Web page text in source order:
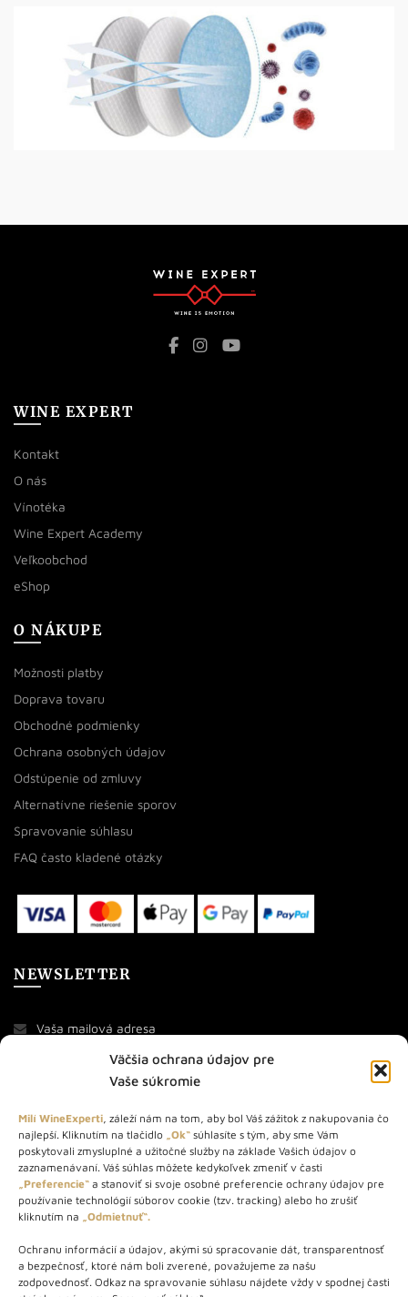
Väčšia ochrana údajov pre
Vaše súkromie
Milí WineExperti, záleží nám na tom, aby bol Váš zážitok z nakupovania čo
najlepší. Kliknutím na tlačidlo „Ok“ súhlasíte s tým, aby sme Vám
poskytovali zmysluplné a užitočné služby na základe Vašich údajov o
zaznamenávaní. Váš súhlas môžete kedykoľvek zmeniť v časti
„Preferencie“ a stanoviť si svoje osobné preferencie ochrany údajov pre
používanie technológií súborov cookie (tzv. tracking) alebo ho zrušiť
kliknutím na „Odmietnuť“.
Ochranu informácií a údajov, akými sú spracovanie dát, transparentnosť
a bezpečnosť, ktoré nám boli zverené, považujeme za našu
zodpovednosť. Odkaz na spravovanie súhlasu nájdete vždy v spodnej časti
WINE EXPERT
Kontakt
O nás
Vínotéka
Wine Expert Academy
Veľkoobchod
eShop
O NÁKUPE
Možnosti platby
Doprava tovaru
Obchodné podmienky
Ochrana osobných údajov
Odstúpenie od zmluvy
Alternatívne riešenie sporov
Spravovanie súhlasu
FAQ často kladené otázky
NEWSLETTER
O NÁS
STORE – obchod s vínom a destilátmi od roku 2010. Na našej
webovej stránke predávame viac ako 1000+ značkových
produktov.
Info tel.: +421 917 779 888
Vínotéka: +421 917 888 879